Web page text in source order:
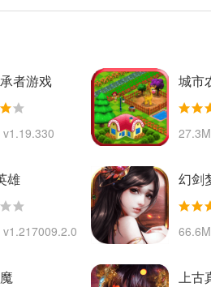
者游戏 城市
雄 幻剑
上古